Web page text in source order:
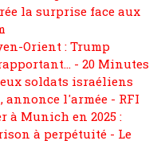
la surprise face aux
Orient : Trump
- 20 Minutes
soldats israéliens
annonce l'armée - RFI
à Munich en 2025 :
à perpétuité - Le